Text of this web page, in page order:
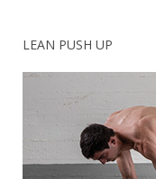
LEAN PUSH UP